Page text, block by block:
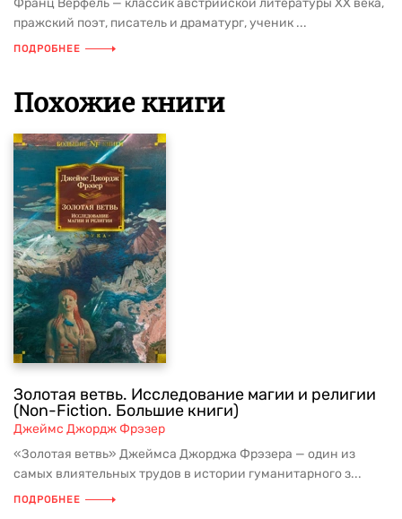
Франц Верфель — классик австрийской литературы XX века,
пражский поэт, писатель и драматург, ученик ...
ПОДРОБНЕЕ
Похожие книги
Золотая ветвь. Исследование магии и религии
(Non-Fiction. Большие книги)
Джеймс Джордж Фрэзер
«Золотая ветвь» Джеймса Джорджа Фрэзера — один из
самых влиятельных трудов в истории гуманитарного з...
ПОДРОБНЕЕ